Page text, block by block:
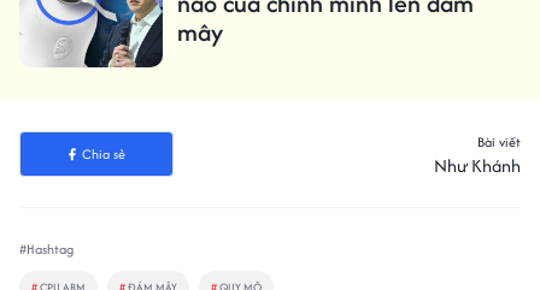
mây
Chia sẻ
Bài viết
Như Khánh
#Hashtag